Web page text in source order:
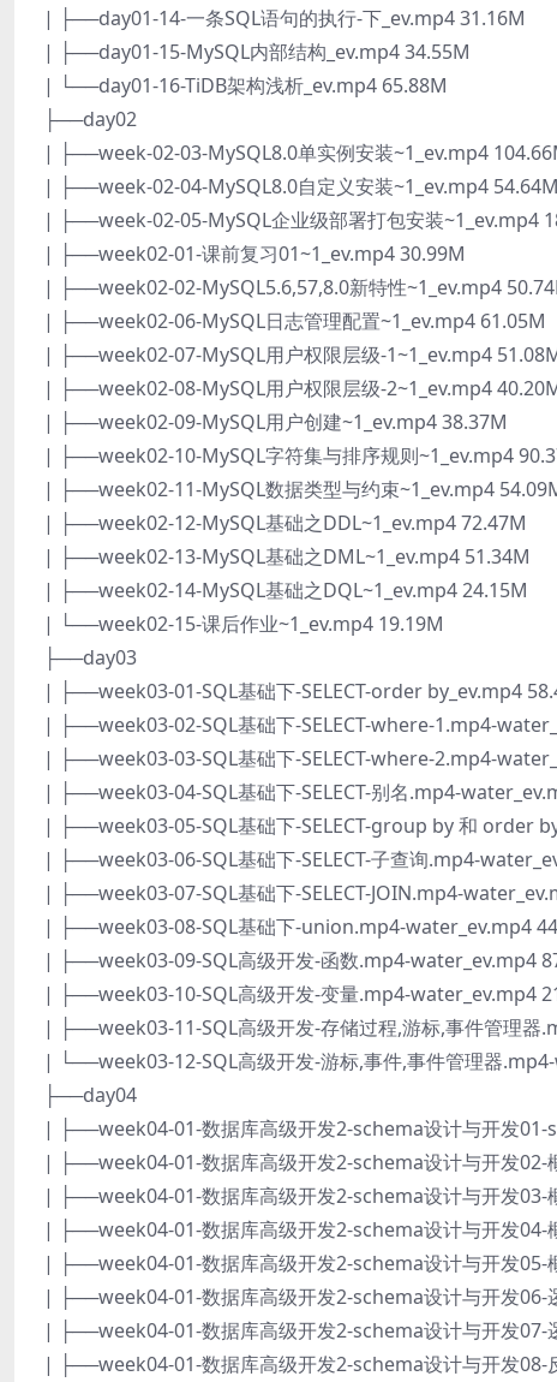
| ├──day01-14-一条SQL语句的执行-下_ev.mp4 31.16M
| ├──day01-15-MySQL内部结构_ev.mp4 34.55M
| └──day01-16-TiDB架构浅析_ev.mp4 65.88M
├──day02
| ├──week-02-03-MySQL8.0单实例安装~1_ev.mp4
| ├──week-02-04-MySQL8.0自定义安装~1_ev.mp4 54.64M
| ├──week-02-05-MySQL企业级部署打包安装~1_ev.mp4
| ├──week02-01-课前复习01~1_ev.mp4 30.99M
| ├──week02-02-MySQL5.6,57,8.0新特性~1_ev.mp4
| ├──week02-06-MySQL日志管理配置~1_ev.mp4 61.05M
| ├──week02-07-MySQL用户权限层级-1~1_ev.mp4
| ├──week02-08-MySQL用户权限层级-2~1_ev.mp4
| ├──week02-09-MySQL用户创建~1_ev.mp4 38.37M
| ├──week02-10-MySQL字符集与排序规则~1_ev.mp4
| ├──week02-11-MySQL数据类型与约束~1_ev.mp4
| ├──week02-12-MySQL基础之DDL~1_ev.mp4 72.47M
| ├──week02-13-MySQL基础之DML~1_ev.mp4 51.34M
| ├──week02-14-MySQL基础之DQL~1_ev.mp4 24.15M
| └──week02-15-课后作业~1_ev.mp4 19.19M
├──day03
| ├──week03-01-SQL基础下-SELECT-order by_ev.mp4
| ├──week03-02-SQL基础下-SELECT-where-1.mp4-
| ├──week03-03-SQL基础下-SELECT-where-2.mp4-
| ├──week03-04-SQL基础下-SELECT-别名.mp4-
| ├──week03-05-SQL基础下-SELECT-group by 和 order
| ├──week03-06-SQL基础下-SELECT-子查询.mp4-
| ├──week03-07-SQL基础下-SELECT-JOIN.mp4-
| ├──week03-08-SQL基础下-union.mp4-water_ev.mp4
| ├──week03-09-SQL高级开发-函数.mp4-water_ev.mp4
| ├──week03-10-SQL高级开发-变量.mp4-water_ev.mp4
| ├──week03-11-SQL高级开发-存储过程,游标,事件管理器
| └──week03-12-SQL高级开发-游标,事件,事件管理器
├──day04
| ├──week04-01-数据库高级开发2-schema设计与开发
| ├──week04-01-数据库高级开发2-schema设计与开发02-
| ├──week04-01-数据库高级开发2-schema设计与开发03-
| ├──week04-01-数据库高级开发2-schema设计与开发04-
| ├──week04-01-数据库高级开发2-schema设计与开发05-
| ├──week04-01-数据库高级开发2-schema设计与开发06-
| ├──week04-01-数据库高级开发2-schema设计与开发07-
| ├──week04-01-数据库高级开发2-schema设计与开发08-